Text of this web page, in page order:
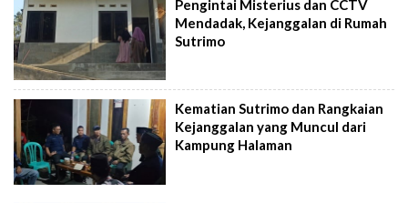
Pengintai Misterius dan CCTV
Mendadak, Kejanggalan di Rumah
Sutrimo
Kematian Sutrimo dan Rangkaian
Kejanggalan yang Muncul dari
Kampung Halaman